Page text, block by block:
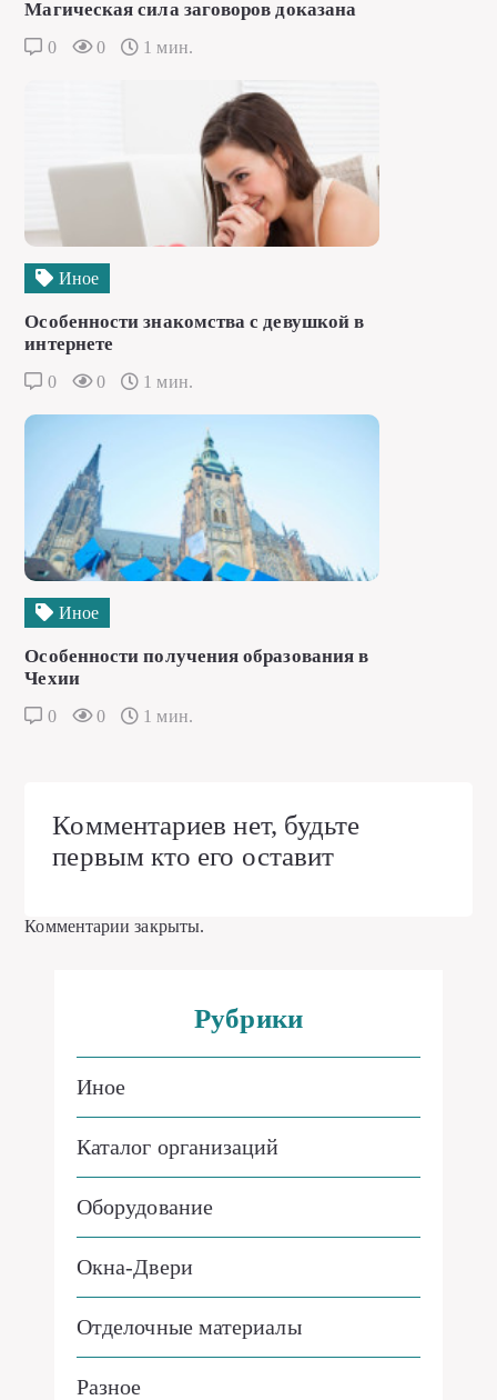
Магическая сила заговоров доказана
0 0 1 мин.
Иное
Особенности знакомства с девушкой в
интернете
0 0 1 мин.
Иное
Особенности получения образования в
Чехии
0 0 1 мин.
Комментариев нет, будьте
первым кто его оставит
Комментарии закрыты.
Рубрики
Иное
Каталог организаций
Оборудование
Окна-Двери
Отделочные материалы
Разное